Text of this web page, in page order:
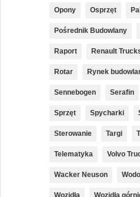
Opony Osprzęt
Pośrednik Budowlany
Raport Renault
Rotar Rynek
Sennebogen Serafin
Sprzęt Spycharki
Sterowanie Targi
Telematyka Volvo
Wacker Neuson
Wozidła Wozidła